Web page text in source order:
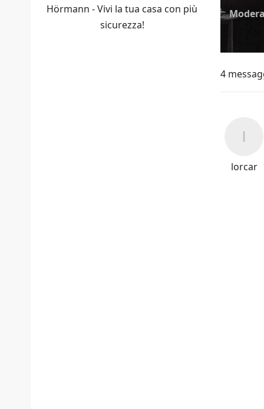
4
lorcar
Hörmann - Vivi la tua casa con più
sicurezza!